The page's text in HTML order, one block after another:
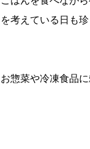
を考えている日も珍
お惣菜や冷凍食品